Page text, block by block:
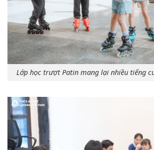
Lớp học trượt Patin mang lại nhiều tiếng